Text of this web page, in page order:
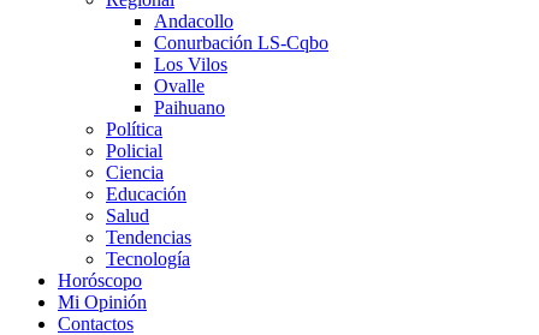
Andacollo
Conurbación LS-Cqbo
Los Vilos
Ovalle
Paihuano
Política
Policial
Ciencia
Educación
Salud
Tendencias
Tecnología
Horóscopo
Mi Opinión
Contactos